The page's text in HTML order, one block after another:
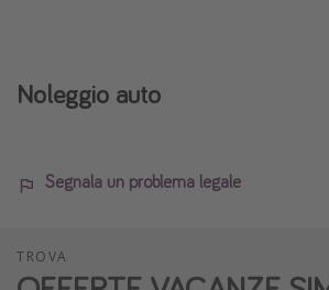
Noleggio auto
Segnala un problema legale
TROVA